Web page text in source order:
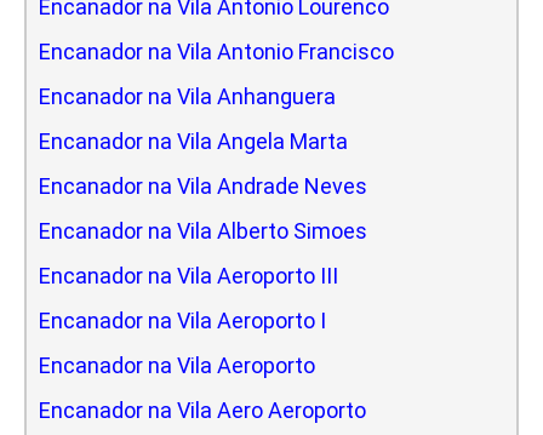
Encanador na Vila Antonio Lourenco
Encanador na Vila Antonio Francisco
Encanador na Vila Anhanguera
Encanador na Vila Angela Marta
Encanador na Vila Andrade Neves
Encanador na Vila Alberto Simoes
Encanador na Vila Aeroporto III
Encanador na Vila Aeroporto I
Encanador na Vila Aeroporto
Encanador na Vila Aero Aeroporto